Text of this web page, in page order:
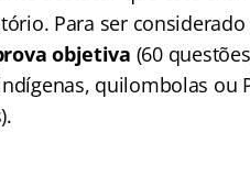
Para ser
objetiva (60
quilombolas ou